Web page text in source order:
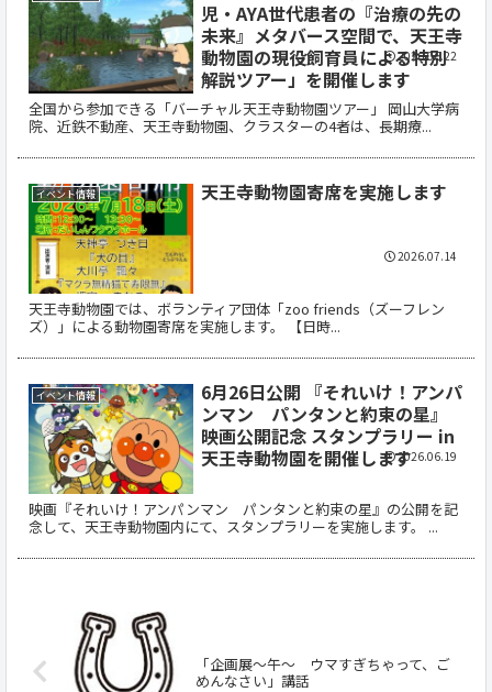
児・AYA世代患者の『治療の先の
未来』メタバース空間で、天王寺
動物園の現役飼育員による特別
解説ツアー」を開催します
全国から参加できる「バーチャル天王寺動物園ツアー」 岡山大学病
院、近鉄不動産、天王寺動物園、クラスターの4者は、長期療...
2026.06.22
イベント情報 天王寺動物園寄席を実施します
天王寺動物園では、ボランティア団体「zoo friends（ズーフレン
ズ）」による動物園寄席を実施します。 【日時...
2026.07.14
イベント情報
6月26日公開 『それいけ！アンパ
ンマン パンタンと約束の星』
映画公開記念 スタンプラリー in
天王寺動物園を開催します
映画『それいけ！アンパンマン パンタンと約束の星』の公開を記
念して、天王寺動物園内にて、スタンプラリーを実施します。 ...
2026.06.19
「企画展～午～ ウマすぎちゃって、ご
めんなさい」講話